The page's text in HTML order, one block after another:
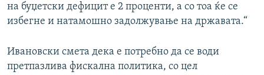
на буџетски дефицит е 2 проценти, а со тоа ќе се
избегне и натамошно задолжување на државата.“
Ивановски смета дека е потребно да се води
претпазлива фискална политика, со цел